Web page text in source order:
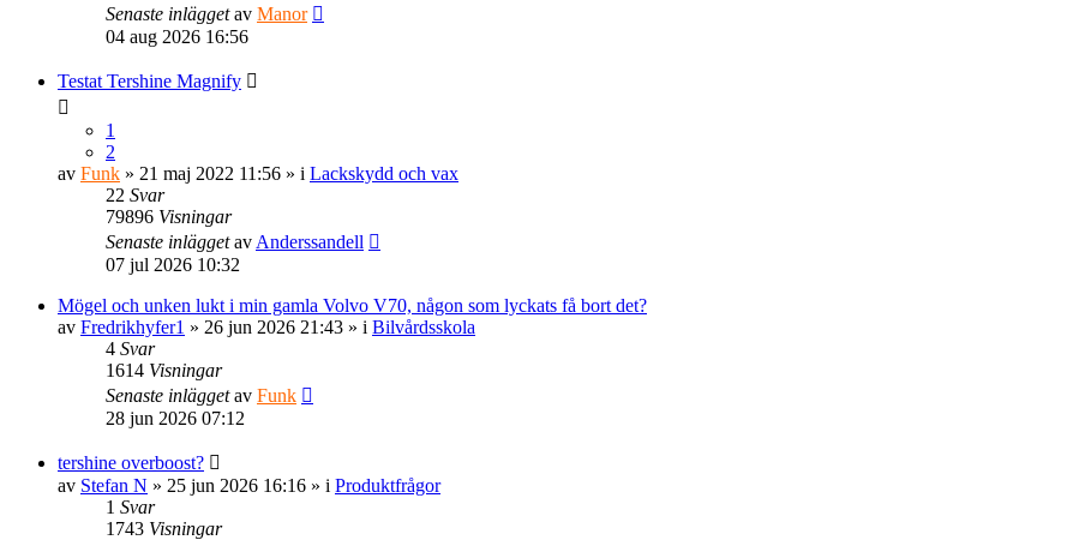
Senaste inläggetav Manor
04 aug 2026 16:56
Testat Tershine Magnify
1
2
av Funk » 21 maj 2022 11:56 » i Lackskydd och vax
22 Svar
79896 Visningar
Senaste inläggetav Anderssandell
07 jul 2026 10:32
Mögel och unken lukt i min gamla Volvo V70, någon som lyckats få bort det?
av Fredrikhyfer1 » 26 jun 2026 21:43 » i Bilvårdsskola
4 Svar
1614 Visningar
Senaste inläggetav Funk
28 jun 2026 07:12
tershine overboost?
av Stefan N » 25 jun 2026 16:16 » i Produktfrågor
1 Svar
1743 Visningar